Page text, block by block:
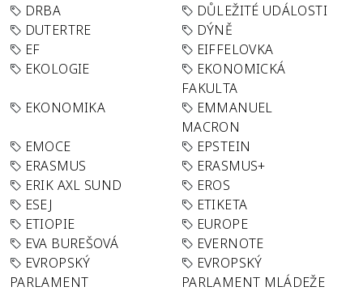
DRBA
DŮLEŽITÉ UDÁLOSTI
DUTERTRE
DÝNĚ
EF
EIFFELOVKA
EKOLOGIE
EKONOMICKÁ
FAKULTA
EKONOMIKA
EMMANUEL
MACRON
EMOCE
EPSTEIN
ERASMUS
ERASMUS+
ERIK AXL SUND
EROS
ESEJ
ETIKETA
ETIOPIE
EUROPE
EVA BUREŠOVÁ
EVERNOTE
EVROPSKÝ
PARLAMENT
EVROPSKÝ
PARLAMENT MLÁDEŽE